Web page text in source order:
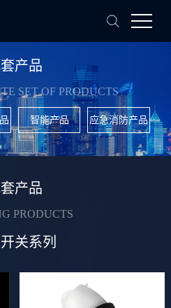
产品
SET OF PRODUCTS
智能产品 应急消防产品
产品
PRODUCTS
关系列